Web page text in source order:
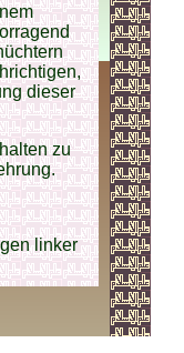
dieser
zu
linker